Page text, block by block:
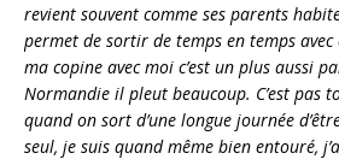
revient souvent comme ses parents
permet de sortir de temps en temps avec
ma copine avec moi c’est un plus aussi
Normandie il pleut beaucoup. C’est pas
quand on sort d’une longue journée
seul, je suis quand même bien entouré,